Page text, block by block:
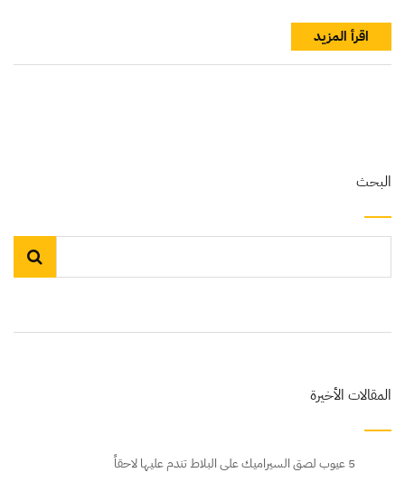
اقرأ المزيد
البحث
المقالات الأخيرة
5 عيوب لصق السيراميك على البلاط تندم عليها لاحقاً